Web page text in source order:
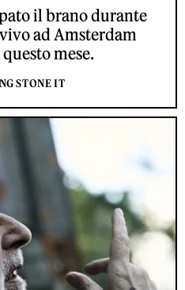
il brano durante
ad Amsterdam
mese.
STONE IT